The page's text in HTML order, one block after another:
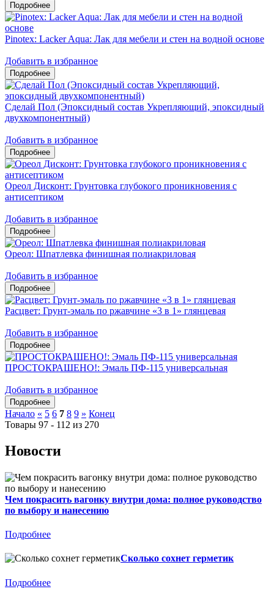
Pinotex: Lacker Aqua: Лак для мебели и стен на водной основе
Добавить в избранное
Сделай Пол (Эпоксидный состав Укрепляющий, эпоксидный
двухкомпонентный)
Добавить в избранное
Ореол Дисконт: Грунтовка глубокого проникновения с
антисептиком
Добавить в избранное
Ореол: Шпатлевка финишная полиакриловая
Добавить в избранное
Расцвет: Грунт-эмаль по ржавчине «3 в 1» глянцевая
Добавить в избранное
ПРОСТОКРАШЕНО!: Эмаль ПФ-115 универсальная
Добавить в избранное
Начало « 5 6 7 8 9 » Конец
Товары 97 - 112 из 270
Новости
Чем покрасить вагонку внутри дома: полное руководство
по выбору и нанесению
Подробнее
Сколько сохнет герметик
Подробнее